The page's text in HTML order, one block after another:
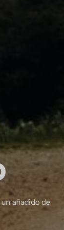
añadido de